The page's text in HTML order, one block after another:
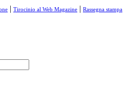
| Tirocinio al Web Magazine | Rassegna stampa